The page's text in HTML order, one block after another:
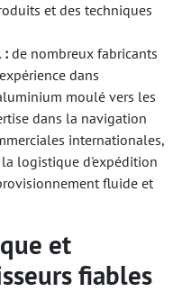
et des techniques
: de nombreux fabricants
dans
moulé vers les
dans la navigation
internationales,
logistique d'expédition
fluide et
et
fiables